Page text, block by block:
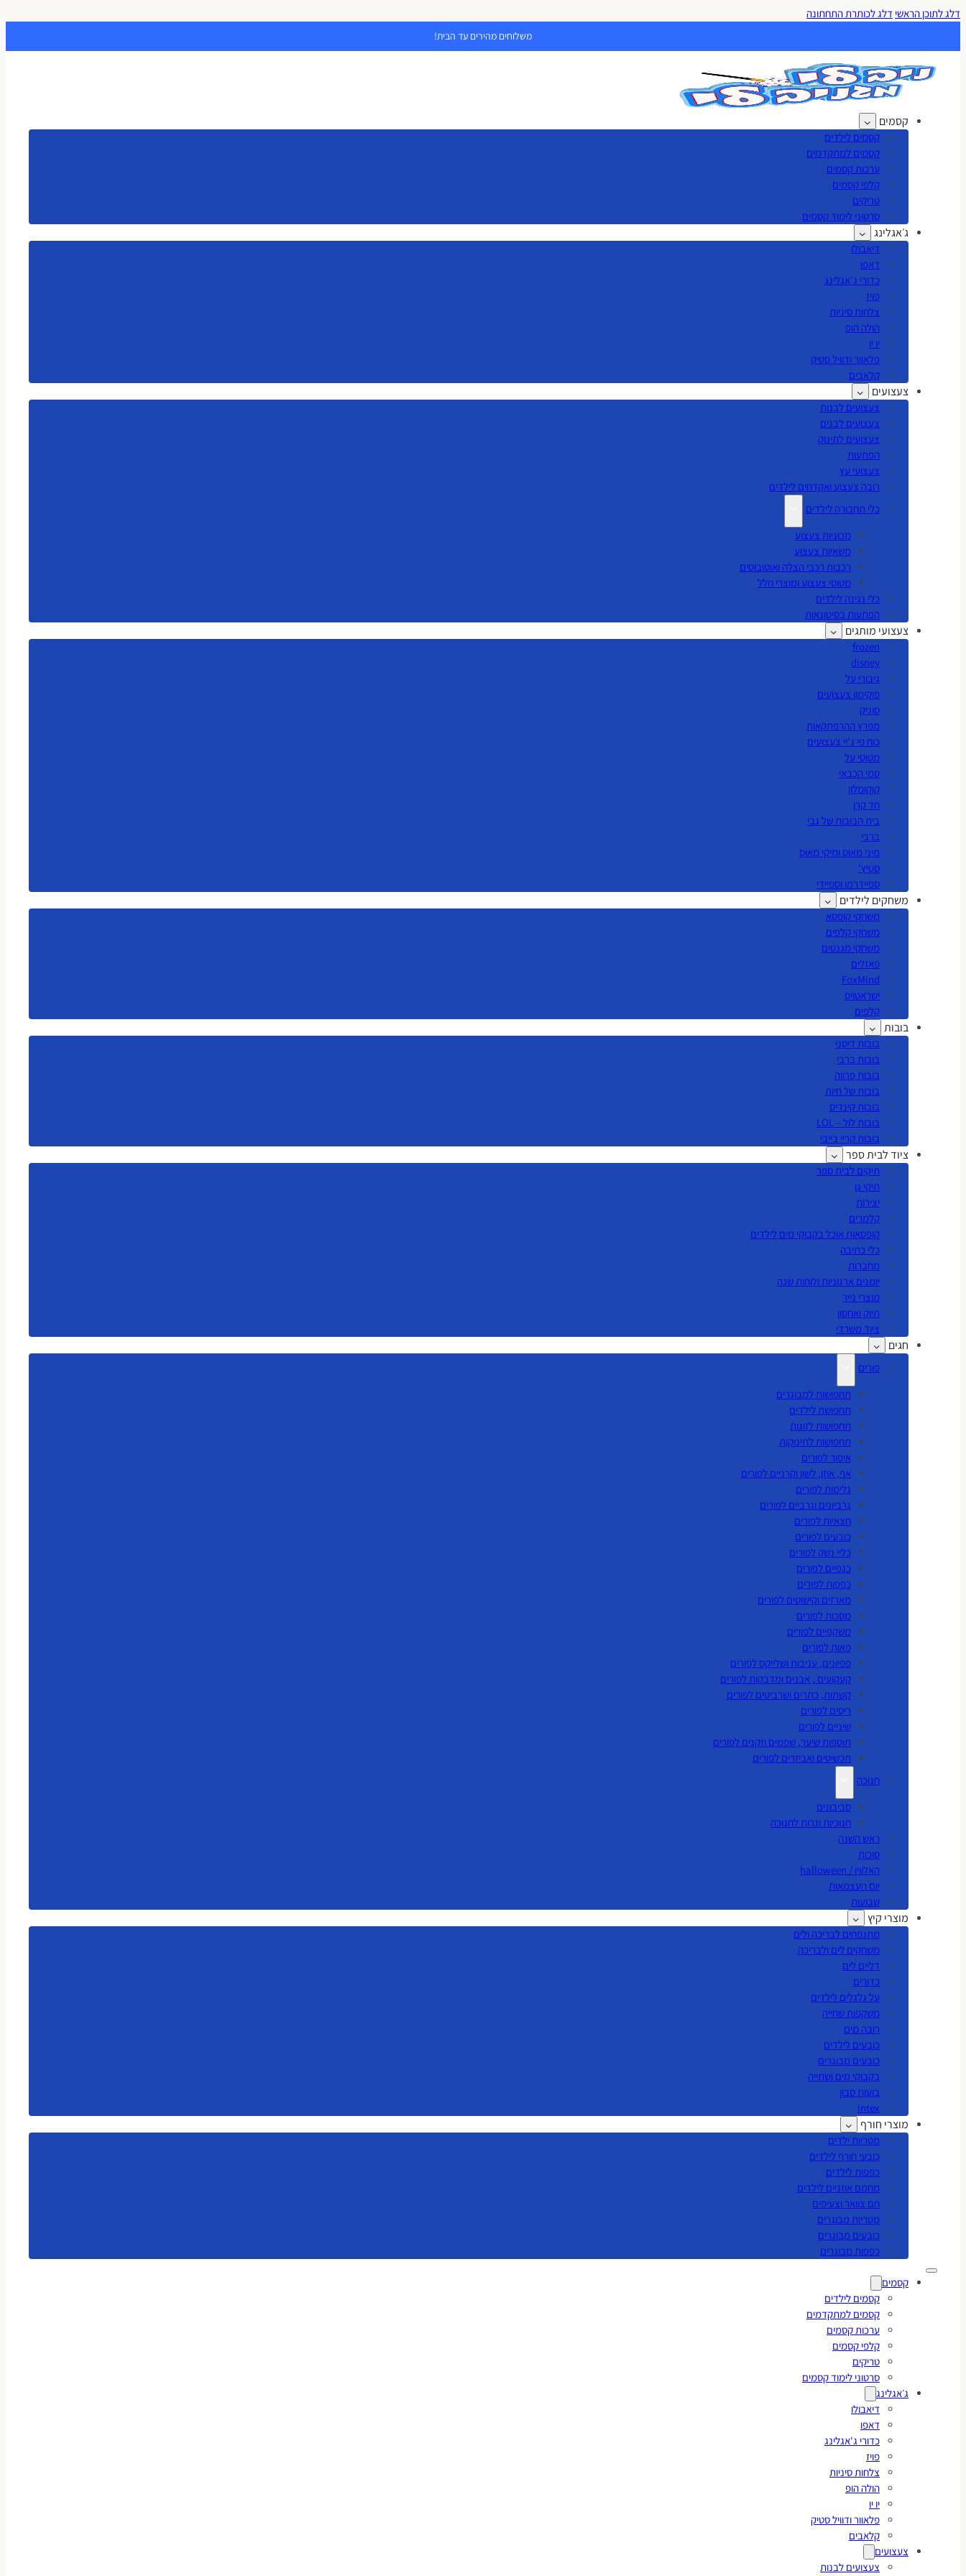
דלג לתוכן הראשי דלג לכותרת התחתונה
משלוחים מהירים עד הבית!
קסמים
קסמים לילדים
קסמים למתקדמים
ערכות קסמים
קלפי קסמים
טריקים
סרטוני לימוד קסמים
ג׳אגלינג
דיאבולו
דאפו
כדורי ג'אגלינג
פויז
צלחות סיניות
הולה הופ
יו יו
פלאוור ודוויל סטיק
קלאבים
צעצועים
צעצועים לבנות
צעצועים לבנים
צעצועים לתינוק
הפתעות
צעצועי עץ
רובה צעצוע ואקדחים לילדים
כלי תחבורה לילדים
מכוניות צעצוע
משאיות צעצוע
רכבות רכבי הצלה ואוטובוסים
מטוסי צעצוע ומוצרי חלל
כלי נגינה לילדים
הפתעות בסיטונאות
צעצועי מותגים
frozen
disney
גיבורי על
פוקימון צעצועים
סוניק
מפרץ ההרפתקאות
כוח פי ג'יי צעצועים
מטוסי על
סמי הכבאי
קוקומלון
חד קרן
בית הבובות של גבי
ברבי
מיני מאוס ומיקי מאוס
סטיץ'
ספיידרמן וספיידי
משחקים לילדים
משחקי קופסא
משחקי קלפים
משחקי מגנטים
פאזלים
FoxMind
ישראטויס
קלפים
בובות
בובות דיסני
בובות ברבי
בובות פרווה
בובות של חיות
בובות קינדיס
בובות לול – LOL
בובות קריי בייבי
ציוד לבית ספר
תיקים לבית ספר
תיקי גן
יצירות
קלמרים
קופסאות אוכל בקבוקי מים לילדים
כלי כתיבה
מחברות
יומנים ארגוניות ולוחות שנה
מוצרי נייר
תיוק ואחסון
ציוד משרדי
חגים
פורים
תחפושות למבוגרים
תחפושת לילדים
תחפושות לזוגות
תחפושות לתינוקות
איפור לפורים
אף, אוזן, לשון וקרניים לפורים
גלימות לפורים
גרביונים וגרביים לפורים
חצאיות לפורים
כובעים לפורים
כליי נשק לפורים
כנפיים לפורים
כפפות לפורים
מארזים וקישוטים לפורים
מסכות לפורים
משקפיים לפורים
פאות לפורים
פפיונים, עניבות ושלייקס לפורים
קעקועים , אבנים ומדבקות לפורים
קשתות, כתרים ושרביטים לפורים
ריסים לפורים
שיניים לפורים
תוספות שיער, שפמים וזקנים לפורים
תכשיטים ואביזרים לפורים
חנוכה
סביבונים
חנוכיות ונרות לחנוכה
ראש השנה
סוכות
האלווין / halloween
יום העצמאות
שבועות
מוצרי קיץ
מתנפחים לבריכה ולים
משחקים לים ולבריכה
דליים לים
כדורים
על גלגלים לילדים
משקפות שחייה
רובה מים
כובעים לילדים
כובעים מבוגרים
בקבוקי מים ושתייה
בועות סבון
intex
מוצרי חורף
מטריות ילדים
כובעי חורף לילדים
כפפות לילדים
מחמם אוזניים לילדים
חם צוואר וצעיפים
מטריות מבוגרים
כובעים מבוגרים
כפפות מבוגרים
קסמים
קסמים לילדים
קסמים למתקדמים
ערכות קסמים
קלפי קסמים
טריקים
סרטוני לימוד קסמים
ג׳אגלינג
דיאבולו
דאפו
כדורי ג'אגלינג
פויז
צלחות סיניות
הולה הופ
יו יו
פלאוור ודוויל סטיק
קלאבים
צעצועים
צעצועים לבנות